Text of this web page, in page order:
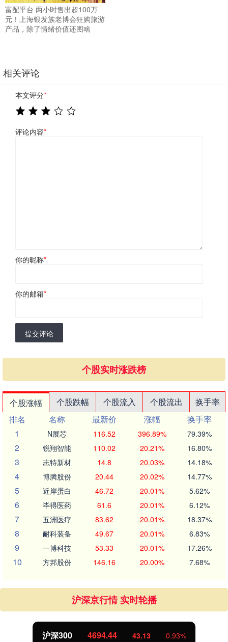
富配平台 两小时售出超100万
元！上海银发族老博会狂购旅游
产品，除了情绪价值还图啥
相关评论
本文评分*
评论内容*
你的昵称*
你的邮箱*
提交评论
个股实时涨跌榜
个股涨幅 个股跌幅 个股流入 个股流出
换手率
排名
名称 最新价 涨幅
换手率
1
N展芯 116.52 396.89% 79.39%
2 锐翔智能 110.02 20.21% 16.80%
3 志特新材 14.8 20.03% 14.18%
4 博腾股份 20.44 20.02% 14.77%
5 近岸蛋白 46.72 20.01% 5.62%
6 毕得医药 61.6 20.01% 6.12%
7 五洲医疗 83.62 20.01% 18.37%
8 耐科装备 49.67 20.01% 6.83%
9 一博科技 53.33 20.01% 17.26%
10 方邦股份 146.16 20.00% 7.68%
沪深京行情 实时轮播
沪深300 4694.44 43.13 0.93%